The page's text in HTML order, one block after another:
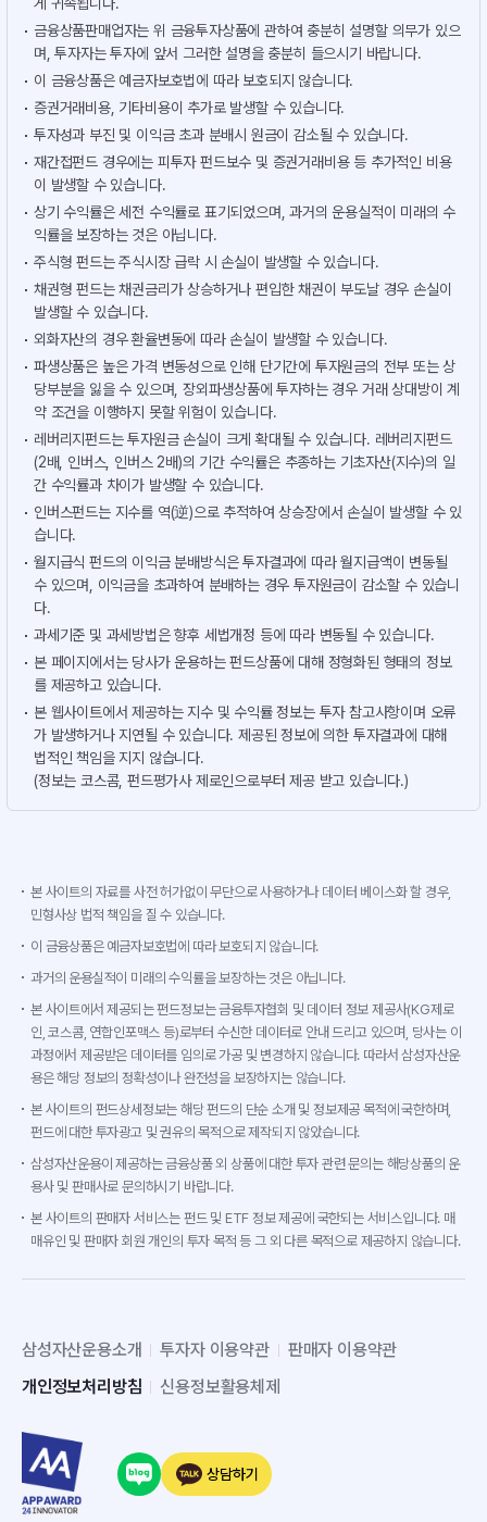
금융상품판매업자는 위 금융투자상품에 관하여 충분히 설명할 의무가 있으
며, 투자자는 투자에 앞서 그러한 설명을 충분히 들으시기 바랍니다.
이 금융상품은 예금자보호법에 따라 보호되지 않습니다.
증권거래비용, 기타비용이 추가로 발생할 수 있습니다.
투자성과 부진 및 이익금 초과 분배시 원금이 감소될 수 있습니다.
재간접펀드 경우에는 피투자 펀드보수 및 증권거래비용 등 추가적인 비용
이 발생할 수 있습니다.
상기 수익률은 세전 수익률로 표기되었으며, 과거의 운용실적이 미래의 수
익률을 보장하는 것은 아닙니다.
주식형 펀드는 주식시장 급락 시 손실이 발생할 수 있습니다.
채권형 펀드는 채권금리가 상승하거나 편입한 채권이 부도날 경우 손실이
발생할 수 있습니다.
외화자산의 경우 환율변동에 따라 손실이 발생할 수 있습니다.
파생상품은 높은 가격 변동성으로 인해 단기간에 투자원금의 전부 또는 상
당부분을 잃을 수 있으며, 장외파생상품에 투자하는 경우 거래 상대방이 계
약 조건을 이행하지 못할 위험이 있습니다.
레버리지펀드는 투자원금 손실이 크게 확대될 수 있습니다. 레버리지펀드
(2배, 인버스, 인버스 2배)의 기간 수익률은 추종하는 기초자산(지수)의 일
간 수익률과 차이가 발생할 수 있습니다.
인버스펀드는 지수를 역(逆)으로 추적하여 상승장에서 손실이 발생할 수 있
습니다.
월지급식 펀드의 이익금 분배방식은 투자결과에 따라 월지급액이 변동될
수 있으며, 이익금을 초과하여 분배하는 경우 투자원금이 감소할 수 있습니
다.
과세기준 및 과세방법은 향후 세법개정 등에 따라 변동될 수 있습니다.
본 페이지에서는 당사가 운용하는 펀드상품에 대해 정형화된 형태의 정보
를 제공하고 있습니다.
본 웹사이트에서 제공하는 지수 및 수익률 정보는 투자 참고사항이며 오류
가 발생하거나 지연될 수 있습니다. 제공된 정보에 의한 투자결과에 대해
법적인 책임을 지지 않습니다.
(정보는 코스콤, 펀드평가사 제로인으로부터 제공 받고 있습니다.)
본 사이트의 자료를 사전 허가없이 무단으로 사용하거나 데이터 베이스화 할 경우,
민형사상 법적 책임을 질 수 있습니다.
이 금융상품은 예금자보호법에 따라 보호되지 않습니다.
과거의 운용실적이 미래의 수익률을 보장하는 것은 아닙니다.
본 사이트에서 제공되는 펀드정보는 금융투자협회 및 데이터 정보 제공사(KG제로
인, 코스콤, 연합인포맥스 등)로부터 수신한 데이터로 안내 드리고 있으며, 당사는 이
과정에서 제공받은 데이터를 임의로 가공 및 변경하지 않습니다. 따라서 삼성자산운
용은 해당 정보의 정확성이나 완전성을 보장하지는 않습니다.
본 사이트의 펀드상세정보는 해당 펀드의 단순 소개 및 정보제공 목적에 국한하며,
펀드에 대한 투자광고 및 권유의 목적으로 제작되지 않았습니다.
삼성자산운용이 제공하는 금융상품 외 상품에 대한 투자 관련 문의는 해당상품의 운
용사 및 판매사로 문의하시기 바랍니다.
본 사이트의 판매자 서비스는 펀드 및 ETF 정보 제공에 국한되는 서비스입니다. 매
매유인 및 판매자 회원 개인의 투자 목적 등 그 외 다른 목적으로 제공하지 않습니다.
삼성자산운용소개 투자자 이용약관
판매자 이용약관
개인정보처리방침
신용정보활용체제
상담하기